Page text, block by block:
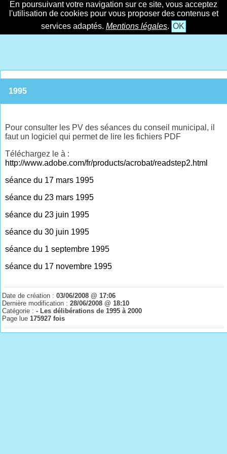
En poursuivant votre navigation sur ce site, vous acceptez
l'utilisation de cookies pour vous proposer des contenus et
services adaptés. Mentions légales. OK
1995
Pour consulter les PV des séances du conseil municipal, il
faut un logiciel qui permet de lire les fichiers PDF
Téléchargez le à :
http://www.adobe.com/fr/products/acrobat/readstep2.html
séance du 17 mars 1995
séance du 23 mars 1995
séance du 23 juin 1995
séance du 30 juin 1995
séance du 1 septembre 1995
séance du 17 novembre 1995
Date de création :03/06/2008 @ 17:06
Dernière modification :28/06/2008 @ 18:10
Catégorie :- Les délibérations de 1995 à 2000
Page lue175927 fois